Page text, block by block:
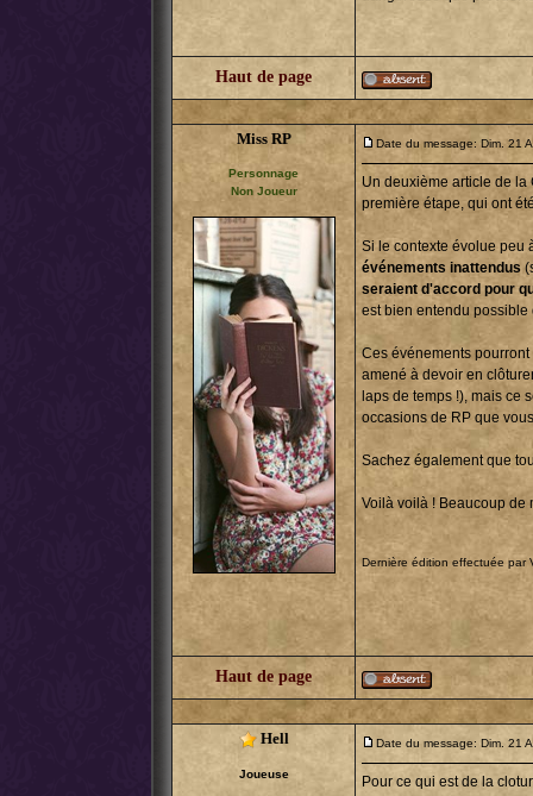
Haut de page
Miss RP
Personnage
Non Joueur
Date du message: Dim. 21
Un deuxième article de la
première étape, qui ont
Si le contexte évolue peu
événements inattendus
seraient d'accord pour
est bien entendu
Ces événements
amené à devoir en
laps de temps !), mais ce
occasions de RP que
Sachez également que
Voilà voilà ! Beaucoup de
Dernière édition effectuée par
Haut de page
Hell
Joueuse
Date du message: Dim. 21
Pour ce qui est de la